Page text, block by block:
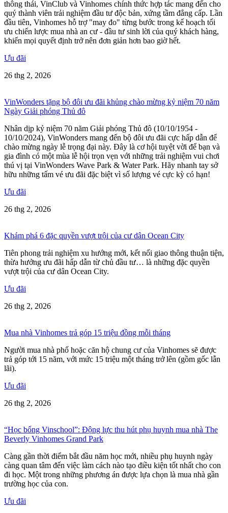
thông thái, VinClub và Vinhomes chính thức hợp tác mang đến cho
quý thành viên trải nghiệm đầu tư độc bản, xứng tầm đẳng cấp. Lần
đầu tiên, Vinhomes hỗ trợ "may đo" từng bước trong kế hoạch tối
ưu chiến lược mua nhà an cư - đầu tư sinh lời của quý khách hàng,
khiến mọi quyết định trở nên đơn giản hơn bao giờ hết.
Ưu đãi
26 thg 2, 2026
VinWonders tặng bộ đôi ưu đãi khủng chào mừng kỷ niệm 70 năm
Ngày Giải phóng Thủ đô
Nhân dịp kỷ niệm 70 năm Giải phóng Thủ đô (10/10/1954 -
10/10/2024), VinWonders mang đến bộ đôi ưu đãi cực hấp dẫn để
chào mừng ngày lễ trọng đại này. Đây là cơ hội tuyệt vời để bạn và
gia đình có một mùa lễ hội trọn vẹn với những trải nghiệm vui chơi
thú vị tại VinWonders Wave Park & Water Park. Hãy nhanh tay sở
hữu những tấm vé ưu đãi đặc biệt vì số lượng vé cực kỳ có hạn!
Ưu đãi
26 thg 2, 2026
Khám phá 6 đặc quyền vượt trội của cư dân Ocean City
Tiên phong trải nghiệm xu hướng mới, kết nối giao thông thuận tiện,
thừa hưởng ưu đãi hấp dẫn từ chủ đầu tư… là những đặc quyền
vượt trội của cư dân Ocean City.
Ưu đãi
26 thg 2, 2026
Mua nhà Vinhomes trả góp 15 triệu đồng mỗi tháng
Người mua nhà phố hoặc căn hộ chung cư của Vinhomes sẽ được
trả góp tới 15 năm, với mức 15 triệu một tháng trở lên (gồm gốc lẫn
lãi).
Ưu đãi
26 thg 2, 2026
“Học bổng Vinschool”: Động lực thu hút phụ huynh mua nhà The
Beverly Vinhomes Grand Park
Càng gần thời điểm bắt đầu năm học mới, nhiều phụ huynh ngày
càng quan tâm đến việc làm cách nào tạo điều kiện tốt nhất cho con
đi học. Một trong những phương án được lựa chọn là mua nhà gần
trường học của con.
Ưu đãi